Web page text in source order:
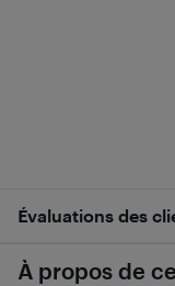
Évaluations des
À propos de